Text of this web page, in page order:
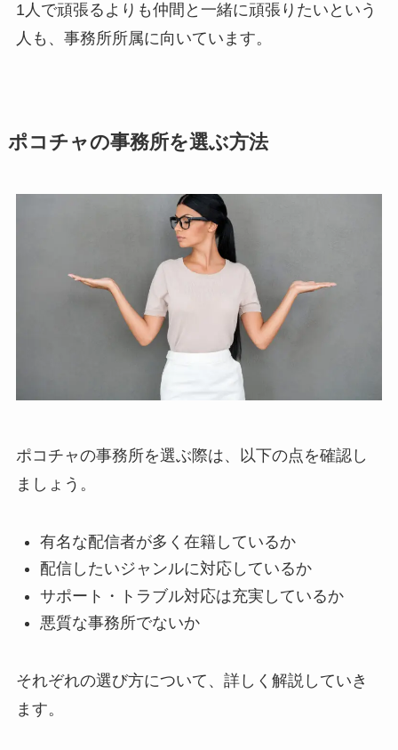
1人で頑張るよりも仲間と一緒に頑張りたいという
人も、事務所所属に向いています。
ポコチャの事務所を選ぶ方法
ポコチャの事務所を選ぶ際は、以下の点を確認し
ましょう。
有名な配信者が多く在籍しているか
配信したいジャンルに対応しているか
サポート・トラブル対応は充実しているか
悪質な事務所でないか
それぞれの選び方について、詳しく解説していき
ます。